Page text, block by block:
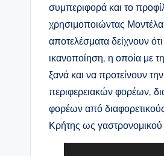
συμπεριφορά και το
χρησιμοποιώντας
αποτελέσματα δείχνουν
ικανοποίηση, η οποία με
ξανά και να προτείνουν
περιφερειακών φορέων,
φορέων από
Κρήτης ως